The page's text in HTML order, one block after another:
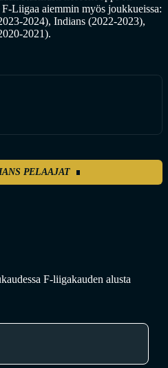
Liigaa aiemmin myös joukkueissa:
2024), Indians (2022-2023),
2021).
PELAAJAT
F-liigakauden alusta